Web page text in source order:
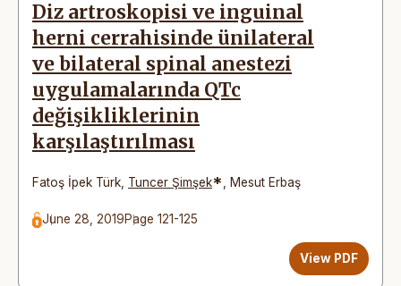
Diz artroskopisi ve inguinal
herni cerrahisinde ünilateral
ve bilateral spinal anestezi
uygulamalarında QTc
değişikliklerinin
karşılaştırılması
Fatoş İpek Türk Tuncer Şimşek* Mesut Erbaş
June 28, 2019Page 121-125
View PDF